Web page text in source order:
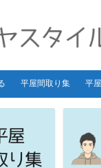
平屋間取り集 平